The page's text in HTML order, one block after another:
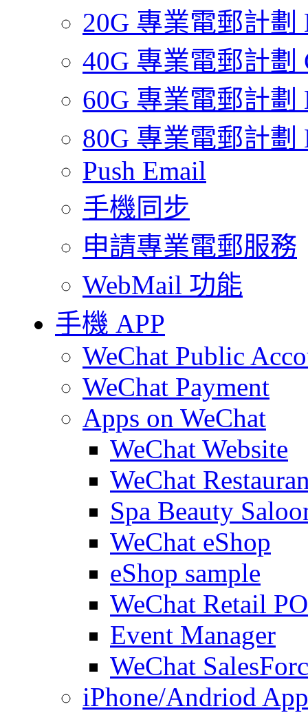
20G 專業電郵計劃
40G 專業電郵計劃
60G 專業電郵計劃
80G 專業電郵計劃
Push Email
手機同步
申請專業電郵服務
WebMail 功能
手機 APP
WeChat Public
WeChat Payment
Apps on WeChat
WeChat Website
WeChat
Spa Beauty
WeChat eShop
eShop sample
WeChat Retail
Event Manager
WeChat
iPhone/Andriod